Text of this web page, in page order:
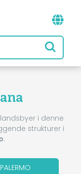
i denne
strukturer i
.